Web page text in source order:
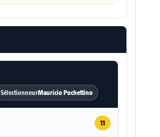
SélectionneurMauricio Pochettino
11